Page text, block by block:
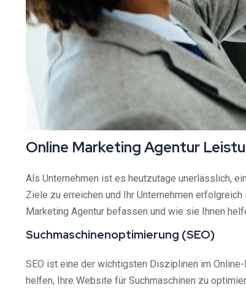
Online Marketing Agentur
Als Unternehmen ist es heutzutage unerlässlich,
Ziele zu erreichen und Ihr Unternehmen
Marketing Agentur befassen und wie sie Ihnen
Suchmaschinenoptimierung (SEO)
SEO ist eine der wichtigsten Disziplinen im
helfen, Ihre Website für Suchmaschinen zu